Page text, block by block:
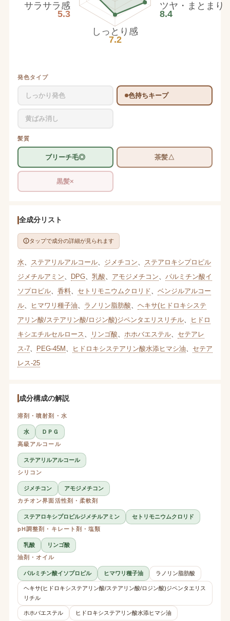
ツヤ・まとまり
8.4
しっとり感
7.2
サラサラ感
5.3
発色タイプ
しっかり発色 色持ちキープ
黄ばみ消し
髪質
ブリーチ毛◎ 茶髪△
黒髪×
全成分リスト
タップで成分の詳細が見られます
水 ステアリルアルコール、 ジメチコン
ステアロキシプロピル
ジメチルアミン
DPG、 乳酸 アモジメチコン
パルミチン酸イ
ソプロピル、 香料、 セトリモニウムクロリド
ベンジルアルコー
ル、 ヒマワリ種子油 ラノリン脂肪酸
ヘキサ(ヒドロキシステ
アリン酸/ステアリン酸/ロジン酸)ジペンタエリスリチル、
ヒドロ
キシエチルセルロース
リンゴ酸 ホホバエステル、 セテアレ
ス-7、 PEG-45M ヒドロキシステアリン酸水添ヒマシ油
セテア
レス-25
成分構成の解説
溶剤・噴射剤・水
水
ＤＰＧ
高級アルコール
ステアリルアルコール
シリコン
ジメチコン
アモジメチコン
カチオン界面活性剤・柔軟剤
ステアロキシプロピルジメチルアミン
セトリモニウムクロリド
pH調整剤・キレート剤・塩類
乳酸
リンゴ酸
油剤・オイル
パルミチン酸イソプロピル ヒマワリ種子油 ラノリン脂肪酸
ヘキサ(ヒドロキシステアリン酸/ステアリン酸/ロジン酸)ジペンタエリス
リチル
ホホバエステル
ヒドロキシステアリン酸水添ヒマシ油